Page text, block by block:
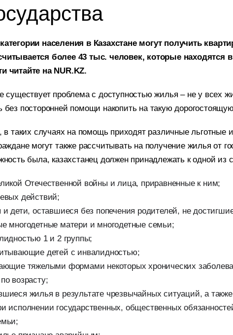
населения в Казахстане могут получить
более 43 тыс. человек, которые находятся
читайте на NUR.KZ.
существует проблема с доступностью жилья – не у всех
без посторонней помощи накопить на такую дорогостоящую
в таких случаях на помощь приходят различные льготные
могут также рассчитывать на получение жилья от
была, казахстанец должен принадлежать к одной из
Отечественной войны и лица, приравненные к ним;
действий;
и дети, оставшиеся без попечения родителей, не
многодетные матери и многодетные семьи;
1 и 2 группы;
детей с инвалидностью;
тяжелыми формами некоторых хронических
возрасту;
жилья в результате чрезвычайных ситуаций, а
исполнении государственных, общественных